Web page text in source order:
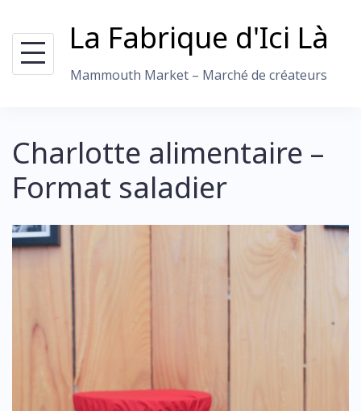
to
content
La Fabrique d'Ici Là
Mammouth Market – Marché de créateurs
Charlotte alimentaire –
Format saladier